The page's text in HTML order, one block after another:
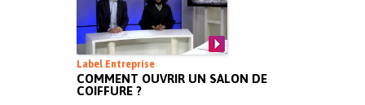
Label Entreprise
COMMENT OUVRIR UN SALON DE
COIFFURE ?